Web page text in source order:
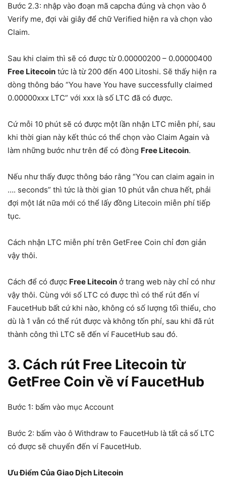
Bước 2.3: nhập vào đoạn mã capcha đúng và chọn vào ô
Verify me, đợi vài giây để chữ Verified hiện ra và chọn vào
Claim.
Sau khi claim thì sẽ có được từ 0.00000200 – 0.00000400
Free Litecoin tức là từ 200 đến 400 Litoshi. Sẽ thấy hiện ra
dòng thông báo “You have You have successfully claimed
0.00000xxx LTC” với xxx là số LTC đã có được.
Cứ mỗi 10 phút sẽ có được một lần nhận LTC miễn phí, sau
khi thời gian này kết thúc có thể chọn vào Claim Again và
làm những bước như trên để có đòng Free Litecoin.
Nếu như thấy được thông báo rằng “You can claim again in
…. seconds” thì tức là thời gian 10 phút vẫn chưa hết, phải
đợi một lát nữa mới có thể lấy đồng Litecoin miễn phí tiếp
tục.
Cách nhận LTC miễn phí trên GetFree Coin chỉ đơn giản
vậy thôi.
Cách để có được Free Litecoin ở trang web này chỉ có như
vậy thôi. Cùng với số LTC có được thì có thể rút đến ví
FaucetHub bất cứ khi nào, không có số lượng tối thiểu, cho
dù là 1 vẫn có thể rút được và không tốn phí, sau khi đã rút
thành công thì LTC sẽ đến ví FaucetHub sau đó.
3. Cách rút Free Litecoin từ
GetFree Coin về ví FaucetHub
Bước 1: bấm vào mục Account
Bước 2: bấm vào ô Withdraw to FaucetHub là tất cả số LTC
có được sẽ chuyển đến ví FaucetHub.
Ưu Điểm Của Giao Dịch Litecoin